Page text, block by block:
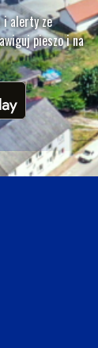
i alerty ze
pieszo i na